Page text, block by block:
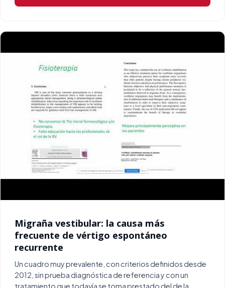
Migraña vestibular: la causa más
frecuente de vértigo espontáneo
recurrente
Un cuadro muy prevalente, con criterios definidos desde
2012, sin prueba diagnóstica de referencia y con un
tratamiento que todavía se toma prestado del de la